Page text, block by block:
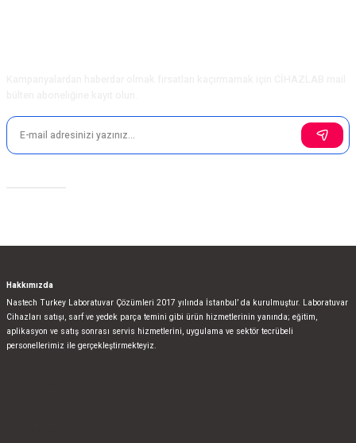
Hakkımızda
Nastech Turkey Laboratuvar Çözümleri 2017 yılında İstanbul’ da kurulmuştur. Laboratuvar
Cihazları satışı, sarf ve yedek parça temini gibi ürün hizmetlerinin yanında; eğitim,
aplikasyon ve satış sonrası servis hizmetlerini, uygulama ve sektör tecrübeli
personellerimiz ile gerçekleştirmekteyiz.